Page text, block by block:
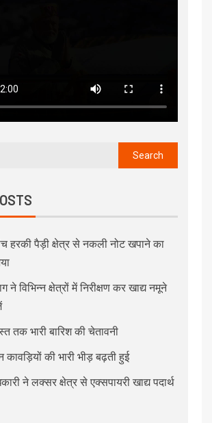
हरकी पैड़ी क्षेत्र से नकली नोट खपाने का
ने विभिन्न क्षेत्रों में निरीक्षण कर खाद्य नमूने
तक भारी बारिश की चेतावनी
कावड़ियों की भारी भीड़ बढ़ती हुई
ने लक्सर क्षेत्र से एक्सपायरी खाद्य पदार्थ